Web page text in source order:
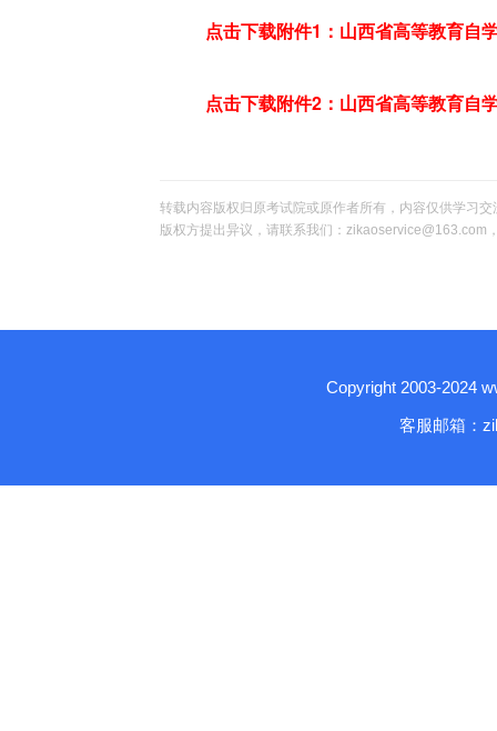
点击下载附件1：山西省高等教育自
点击下载附件2：山西省高等教育自
转载内容版权归原考试院或原作者所有，内容仅供学习
版权方提出异议，请联系我们：zikaoservice@163.com
Copyright 2003-2024
客服邮箱：